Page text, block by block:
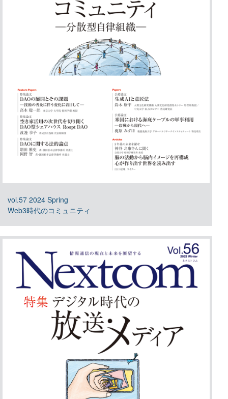
vol.57 2024 Spring
Web3時代のコミュニティ